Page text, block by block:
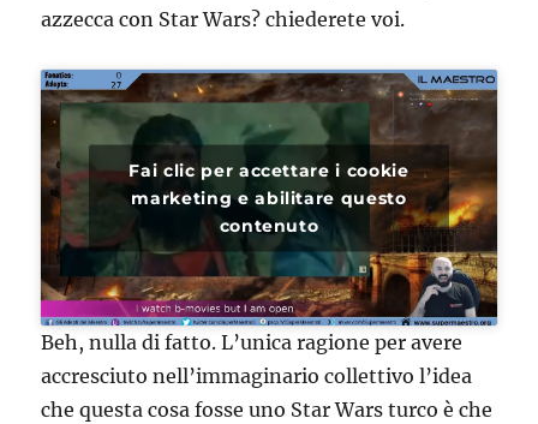
azzecca con Star Wars? chiederete voi.
Fai clic per accettare i cookie
marketing e abilitare questo
contenuto
Beh, nulla di fatto. L’unica ragione per avere
accresciuto nell’immaginario collettivo l’idea
che questa cosa fosse uno Star Wars turco è che